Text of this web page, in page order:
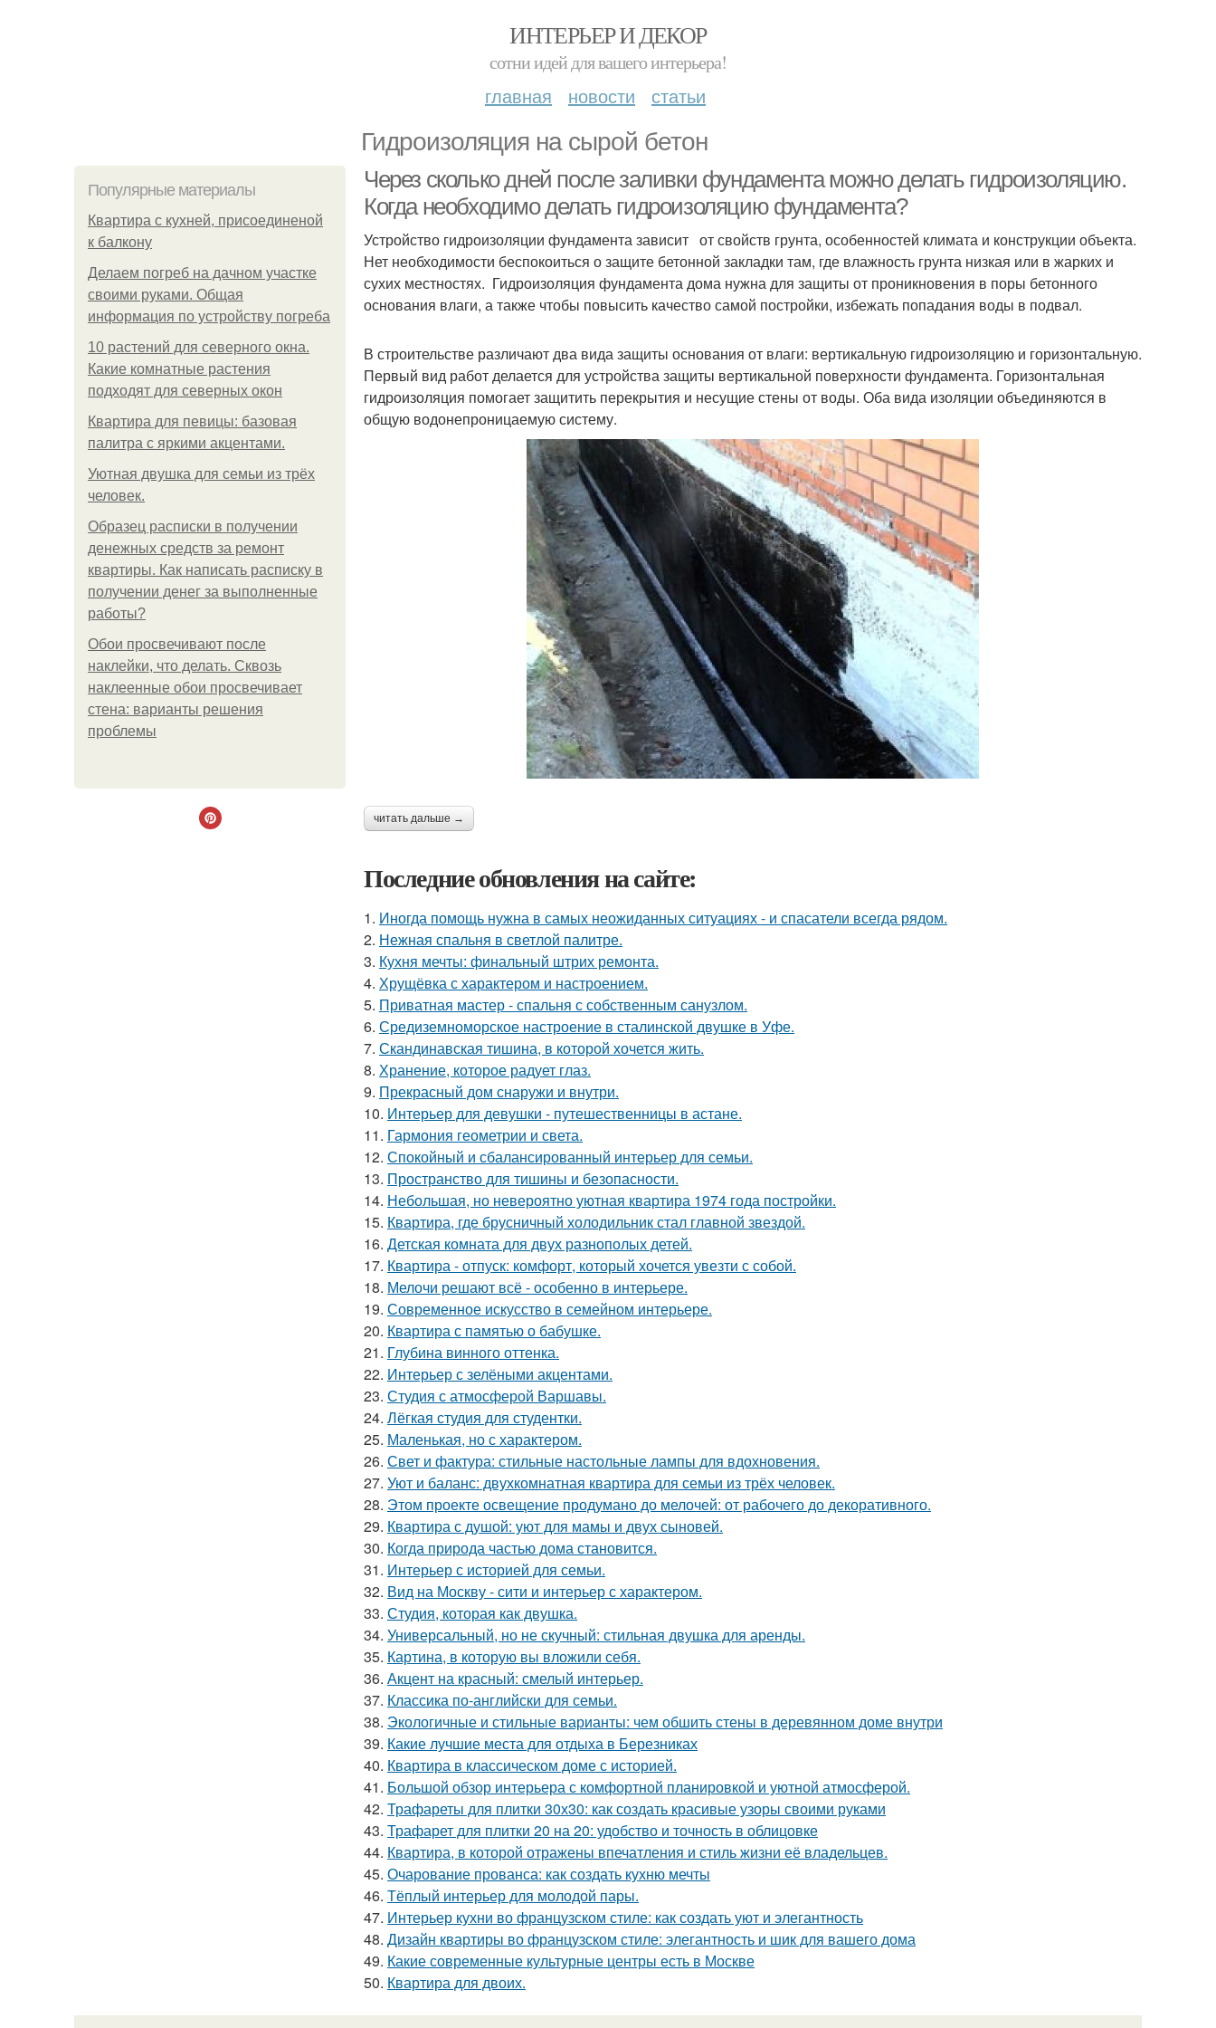
ИНТЕРЬЕР И ДЕКОР
сотни идей для вашего интерьера!
главная новости статьи
Гидроизоляция на сырой бетон
Популярные материалы
Квартира с кухней, присоединеной
к балкону
Делаем погреб на дачном участке
своими руками. Общая
информация по устройству погреба
10 растений для северного окна.
Какие комнатные растения
подходят для северных окон
Квартира для певицы: базовая
палитра с яркими акцентами.
Уютная двушка для семьи из трёх
человек.
Образец расписки в получении
денежных средств за ремонт
квартиры. Как написать расписку в
получении денег за выполненные
работы?
Обои просвечивают после
наклейки, что делать. Сквозь
наклеенные обои просвечивает
стена: варианты решения
проблемы
Через сколько дней после заливки фундамента можно делать гидроизоляцию.
Когда необходимо делать гидроизоляцию фундамента?
Устройство гидроизоляции фундамента зависит от свойств грунта, особенностей климата и конструкции объекта.
Нет необходимости беспокоиться о защите бетонной закладки там, где влажность грунта низкая или в жарких и
сухих местностях. Гидроизоляция фундамента дома нужна для защиты от проникновения в поры бетонного
основания влаги, а также чтобы повысить качество самой постройки, избежать попадания воды в подвал.
В строительстве различают два вида защиты основания от влаги: вертикальную гидроизоляцию и горизонтальную.
Первый вид работ делается для устройства защиты вертикальной поверхности фундамента. Горизонтальная
гидроизоляция помогает защитить перекрытия и несущие стены от воды. Оба вида изоляции объединяются в
общую водонепроницаемую систему.
читать дальше →
Последние обновления на сайте:
1. Иногда помощь нужна в самых неожиданных ситуациях - и спасатели всегда рядом.
2. Нежная спальня в светлой палитре.
3. Кухня мечты: финальный штрих ремонта.
4. Хрущёвка с характером и настроением.
5. Приватная мастер - спальня с собственным санузлом.
6. Средиземноморское настроение в сталинской двушке в Уфе.
7. Скандинавская тишина, в которой хочется жить.
8. Хранение, которое радует глаз.
9. Прекрасный дом снаружи и внутри.
10. Интерьер для девушки - путешественницы в астане.
11. Гармония геометрии и света.
12. Спокойный и сбалансированный интерьер для семьи.
13. Пространство для тишины и безопасности.
14. Небольшая, но невероятно уютная квартира 1974 года постройки.
15. Квартира, где брусничный холодильник стал главной звездой.
16. Детская комната для двух разнополых детей.
17. Квартира - отпуск: комфорт, который хочется увезти с собой.
18. Мелочи решают всё - особенно в интерьере.
19. Современное искусство в семейном интерьере.
20. Квартира с памятью о бабушке.
21. Глубина винного оттенка.
22. Интерьер с зелёными акцентами.
23. Студия с атмосферой Варшавы.
24. Лёгкая студия для студентки.
25. Маленькая, но с характером.
26. Свет и фактура: стильные настольные лампы для вдохновения.
27. Уют и баланс: двухкомнатная квартира для семьи из трёх человек.
28. Этом проекте освещение продумано до мелочей: от рабочего до декоративного.
29. Квартира с душой: уют для мамы и двух сыновей.
30. Когда природа частью дома становится.
31. Интерьер с историей для семьи.
32. Вид на Москву - сити и интерьер с характером.
33. Студия, которая как двушка.
34. Универсальный, но не скучный: стильная двушка для аренды.
35. Картина, в которую вы вложили себя.
36. Акцент на красный: смелый интерьер.
37. Классика по-английски для семьи.
38. Экологичные и стильные варианты: чем обшить стены в деревянном доме внутри
39. Какие лучшие места для отдыха в Березниках
40. Квартира в классическом доме с историей.
41. Большой обзор интерьера с комфортной планировкой и уютной атмосферой.
42. Трафареты для плитки 30х30: как создать красивые узоры своими руками
43. Трафарет для плитки 20 на 20: удобство и точность в облицовке
44. Квартира, в которой отражены впечатления и стиль жизни её владельцев.
45. Очарование прованса: как создать кухню мечты
46. Тёплый интерьер для молодой пары.
47. Интерьер кухни во французском стиле: как создать уют и элегантность
48. Дизайн квартиры во французском стиле: элегантность и шик для вашего дома
49. Какие современные культурные центры есть в Москве
50. Квартира для двоих.